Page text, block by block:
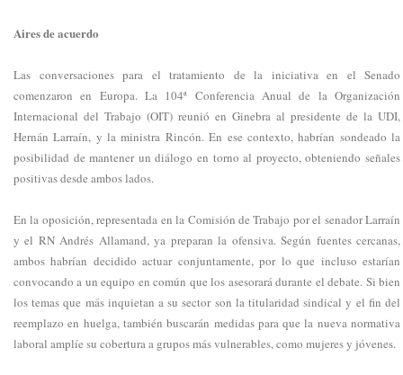
Aires de acuerdo
Las conversaciones para el tratamiento de la iniciativa en el Senado
comenzaron en Europa. La 104ª Conferencia Anual de la Organización
Internacional del Trabajo (OIT) reunió en Ginebra al presidente de la UDI,
Hernán Larraín, y la ministra Rincón. En ese contexto, habrían sondeado la
posibilidad de mantener un diálogo en torno al proyecto, obteniendo señales
positivas desde ambos lados.
En la oposición, representada en la Comisión de Trabajo por el senador Larraín
y el RN Andrés Allamand, ya preparan la ofensiva. Según fuentes cercanas,
ambos habrían decidido actuar conjuntamente, por lo que incluso estarían
convocando a un equipo en común que los asesorará durante el debate. Si bien
los temas que más inquietan a su sector son la titularidad sindical y el fin del
reemplazo en huelga, también buscarán medidas para que la nueva normativa
laboral amplíe su cobertura a grupos más vulnerables, como mujeres y jóvenes.